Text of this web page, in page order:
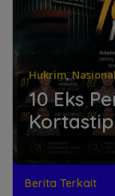
Hukrim Nasional
10 Eks
Berita Terkait